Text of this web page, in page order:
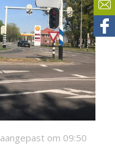
aangepast om 09:50